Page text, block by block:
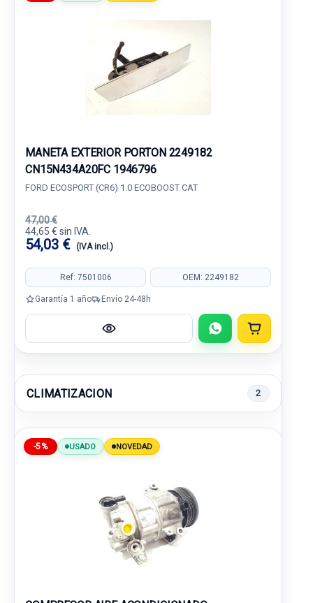
MANETA EXTERIOR PORTON 2249182
CN15N434A20FC 1946796
FORD ECOSPORT (CR6) 1.0 ECOBOOST CAT
47,00 €
44,65 € sin IVA.
54,03 € (IVA incl.)
Ref: 7501006 OEM: 2249182
Garantía 1 año Envío 24-48h
CLIMATIZACION 2
-5% USADO NOVEDAD